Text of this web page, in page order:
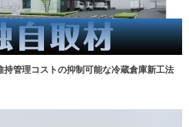
持管理コストの抑制可能な冷蔵倉庫新工法